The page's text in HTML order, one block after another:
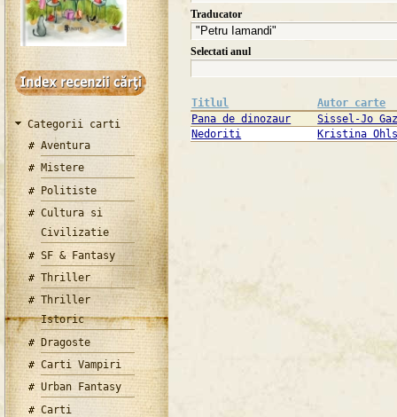
Categorii carti
Aventura
Mistere
Politiste
Cultura si
Civilizatie
SF & Fantasy
Thriller
Thriller
Istoric
Dragoste
Carti Vampiri
Urban Fantasy
Carti
Traducator
Selectati anul
Titlul
Autor carte
Pana de dinozaur
Sissel-Jo
Nedoriti
Kristina